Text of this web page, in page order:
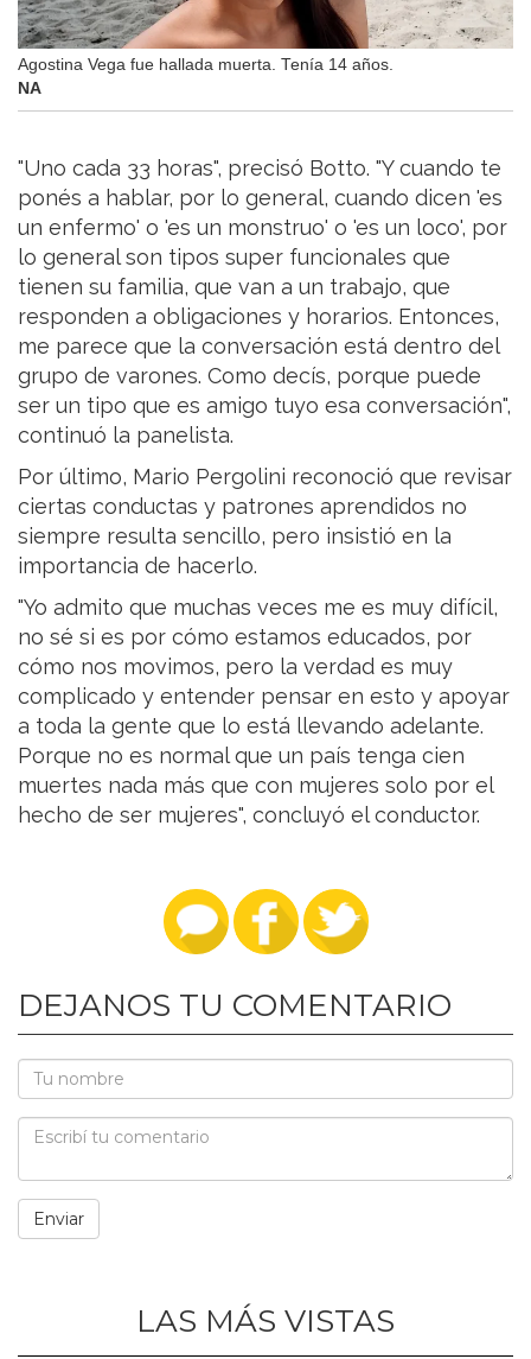
Agostina Vega fue hallada muerta. Tenía 14 años.
NA
"Uno cada 33 horas", precisó Botto. "Y cuando te
ponés a hablar, por lo general, cuando dicen 'es
un enfermo' o 'es un monstruo' o 'es un loco', por
lo general son tipos super funcionales que
tienen su familia, que van a un trabajo, que
responden a obligaciones y horarios. Entonces,
me parece que la conversación está dentro del
grupo de varones. Como decís, porque puede
ser un tipo que es amigo tuyo esa conversación",
continuó la panelista.
Por último, Mario Pergolini reconoció que revisar
ciertas conductas y patrones aprendidos no
siempre resulta sencillo, pero insistió en la
importancia de hacerlo.
"Yo admito que muchas veces me es muy difícil,
no sé si es por cómo estamos educados, por
cómo nos movimos, pero la verdad es muy
complicado y entender pensar en esto y apoyar
a toda la gente que lo está llevando adelante.
Porque no es normal que un país tenga cien
muertes nada más que con mujeres solo por el
hecho de ser mujeres", concluyó el conductor.
DEJANOS TU COMENTARIO
LAS MÁS VISTAS